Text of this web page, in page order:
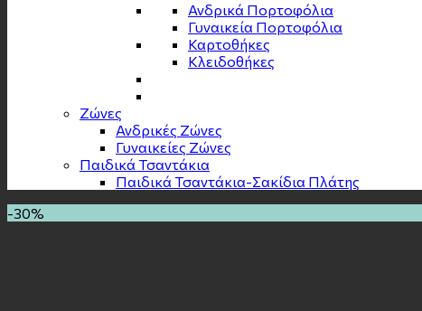
Ανδρικά Πορτοφόλια
Γυναικεία Πορτοφόλια
Καρτοθήκες
Κλειδοθήκες
Zώνες
Ανδρικές Ζώνες
Γυναικείες Ζώνες
Παιδικά Τσαντάκια
Παιδικά Τσαντάκια-Σακίδια Πλάτης
-30%